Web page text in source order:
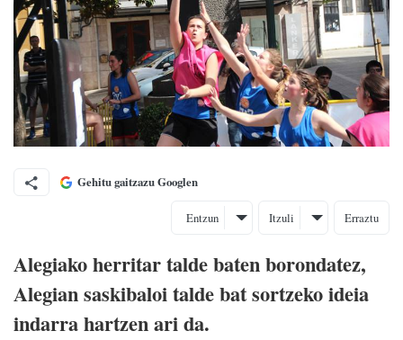
Gehitu gaitzazu Googlen
Entzun Itzuli Erraztu
Alegiako herritar talde baten borondatez,
Alegian saskibaloi talde bat sortzeko ideia
indarra hartzen ari da.